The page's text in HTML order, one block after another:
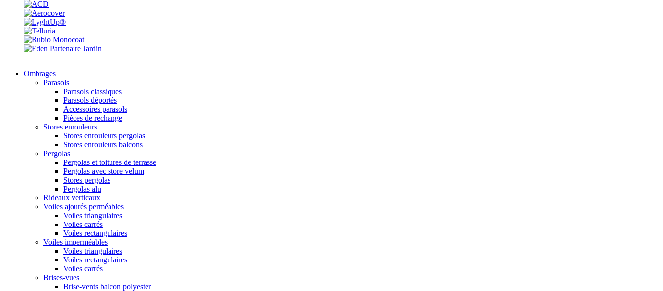
Ombrages
Parasols
Parasols classiques
Parasols déportés
Accessoires parasols
Pièces de rechange
Stores enrouleurs
Stores enrouleurs pergolas
Stores enrouleurs balcons
Pergolas
Pergolas et toitures de terrasse
Pergolas avec store velum
Stores pergolas
Pergolas alu
Rideaux verticaux
Voiles ajourés perméables
Voiles triangulaires
Voiles carrés
Voiles rectangulaires
Voiles imperméables
Voiles triangulaires
Voiles rectangulaires
Voiles carrés
Brises-vues
Brise-vents balcon polyester